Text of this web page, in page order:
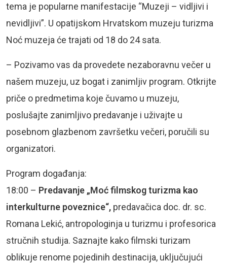
tema je popularne manifestacije “Muzeji – vidljivi i
nevidljivi”. U opatijskom Hrvatskom muzeju turizma
Noć muzeja će trajati od 18 do 24 sata.
– Pozivamo vas da provedete nezaboravnu večer u
našem muzeju, uz bogat i zanimljiv program. Otkrijte
priče o predmetima koje čuvamo u muzeju,
poslušajte zanimljivo predavanje i uživajte u
posebnom glazbenom završetku večeri, poručili su
organizatori.
Program događanja:
18:00 – Predavanje „Moć filmskog turizma kao
interkulturne poveznice“, predavačica doc. dr. sc.
Romana Lekić, antropologinja u turizmu i profesorica
stručnih studija. Saznajte kako filmski turizam
oblikuje renome pojedinih destinacija, uključujući